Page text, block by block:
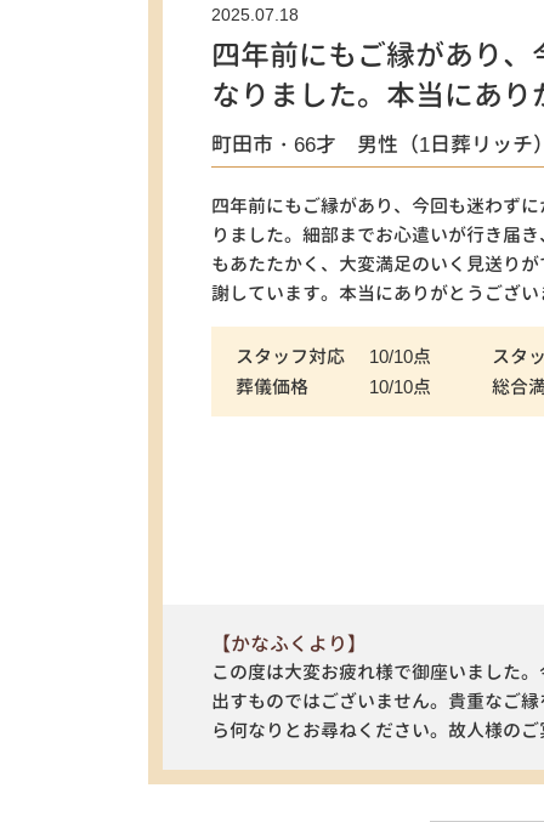
2025.07.18
四年前にもご縁があり
なりました。本当にあ
町田市・66才 男性（1日葬リッチ
四年前にもご縁があり、今回も迷わず
りました。細部までお心遣いが行き届
もあたたかく、大変満足のいく見送り
謝しています。本当にありがとうござ
スタッフ対応 10/10点
スタ
葬儀価格
10/10点 総合
【かなふくより】
この度は大変お疲れ様で御座いました
出すものではございません。貴重なご
ら何なりとお尋ねください。故人様の